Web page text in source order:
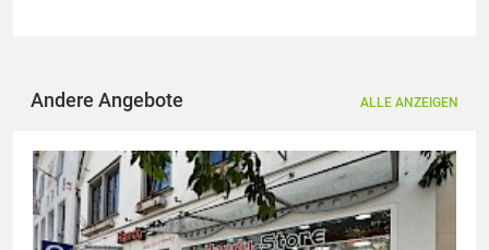
Andere Angebote ALLE ANZEIGEN